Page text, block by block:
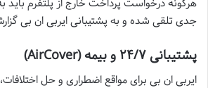
جدی تلقی شده و به پشتیبانی ایربی ان بی
پشتیبانی ۲۴/۷ و بیمه (AirCover)